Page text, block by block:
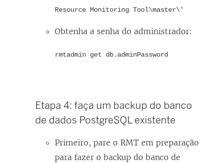
Resource Monitoring Tool\master\'
Obtenha a senha do administrador:
rmtadmin get db.adminPassword
Etapa 4: faça um backup do banco
de dados PostgreSQL existente
Primeiro, pare o RMT em preparação
para fazer o backup do banco de